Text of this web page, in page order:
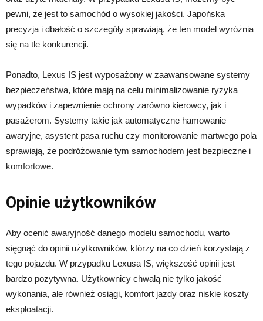
pewni, że jest to samochód o wysokiej jakości. Japońska
precyzja i dbałość o szczegóły sprawiają, że ten model wyróżnia
się na tle konkurencji.
Ponadto, Lexus IS jest wyposażony w zaawansowane systemy
bezpieczeństwa, które mają na celu minimalizowanie ryzyka
wypadków i zapewnienie ochrony zarówno kierowcy, jak i
pasażerom. Systemy takie jak automatyczne hamowanie
awaryjne, asystent pasa ruchu czy monitorowanie martwego pola
sprawiają, że podróżowanie tym samochodem jest bezpieczne i
komfortowe.
Opinie użytkowników
Aby ocenić awaryjność danego modelu samochodu, warto
sięgnąć do opinii użytkowników, którzy na co dzień korzystają z
tego pojazdu. W przypadku Lexusa IS, większość opinii jest
bardzo pozytywna. Użytkownicy chwalą nie tylko jakość
wykonania, ale również osiągi, komfort jazdy oraz niskie koszty
eksploatacji.